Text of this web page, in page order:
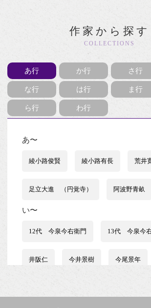
作家から探す
COLLECTIONS
あ行 か行 さ行
な行 は行 ま行
ら行 わ行
あ〜
綾小路俊賢 綾小路有長 荒井
足立大進 （円覚寺） 阿波野青畝
い〜
12代 今泉今右衛門 13代 今泉今
井阪仁 今井景樹 今尾景年